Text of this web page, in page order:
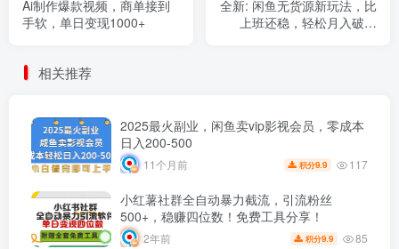
Ai制作爆款视频，商单接到
手软，单日变现1000+
全新: 闲鱼无货源新玩法，比
上班还稳，轻松月入破万
相关推荐
2025最火副业，闲鱼卖vip影视会员，零成本
日入200-500
11个月前 积分9.9 117
小红薯社群全自动暴力截流，引流粉丝
500+，稳赚四位数！免费工具分享！
2年前 积分9.9 85